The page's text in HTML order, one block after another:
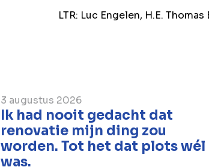
LTR: Luc Engelen, H.E.
3 augustus 2026
Ik had nooit gedacht dat
renovatie mijn ding zou
worden. Tot het dat plots wél
was.